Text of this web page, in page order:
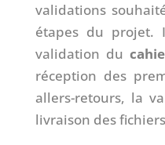
validations
étapes du projet.
validation du
réception des
allers-retours, la
livraison des